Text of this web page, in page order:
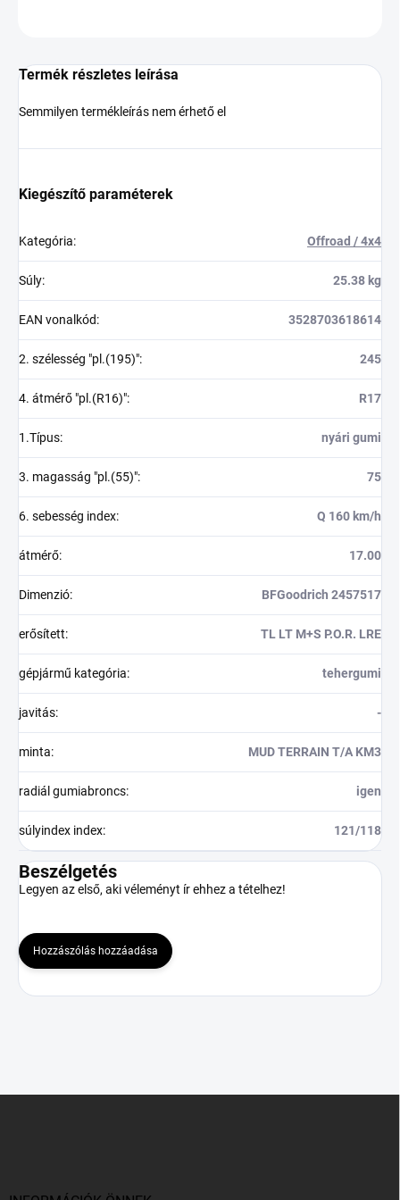
Termék részletes leírása
Semmilyen termékleírás nem érhető el
Kiegészítő paraméterek
Kategória: Offroad / 4x4
Súly: 25.38 kg
EAN vonalkód: 3528703618614
2. szélesség "pl.(195)": 245
4. átmérő "pl.(R16)": R17
1.Típus: nyári gumi
3. magasság "pl.(55)": 75
6. sebesség index: Q 160 km/h
átmérő: 17.00
Dimenzió: BFGoodrich 2457517
erősített: TL LT M+S P.O.R. LRE
gépjármű kategória: tehergumi
javitás: -
minta: MUD TERRAIN T/A KM3
radiál gumiabroncs: igen
súlyindex index: 121/118
Beszélgetés
Legyen az első, aki véleményt ír ehhez a tételhez!
Hozzászólás hozzáadása